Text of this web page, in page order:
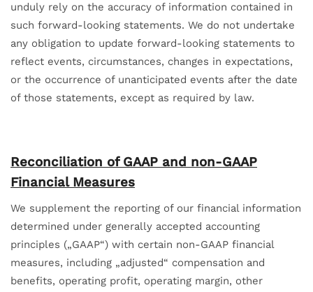
unduly rely on the accuracy of information contained in
such forward-looking statements. We do not undertake
any obligation to update forward-looking statements to
reflect events, circumstances, changes in expectations,
or the occurrence of unanticipated events after the date
of those statements, except as required by law.
Reconciliation of GAAP and non-GAAP
Financial Measures
We supplement the reporting of our financial information
determined under generally accepted accounting
principles („GAAP“) with certain non-GAAP financial
measures, including „adjusted“ compensation and
benefits, operating profit, operating margin, other